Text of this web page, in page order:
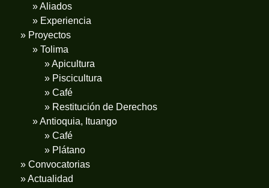
» Aliados
» Experiencia
» Proyectos
» Tolima
» Apicultura
» Piscicultura
» Café
» Restitución de Derechos
» Antioquia, Ituango
» Café
» Plátano
» Convocatorias
» Actualidad